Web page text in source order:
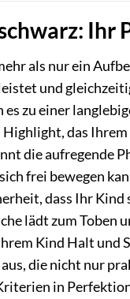
Ihr
als nur ein
und
zu einer
das
die aufregende
frei bewegen
dass Ihr
lädt zum
Kind Halt und
die nicht nur
in